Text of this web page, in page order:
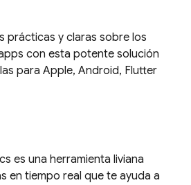
prácticas y claras sobre los
con esta potente solución
para Apple, Android, Flutter
es una herramienta liviana
en tiempo real que te ayuda a